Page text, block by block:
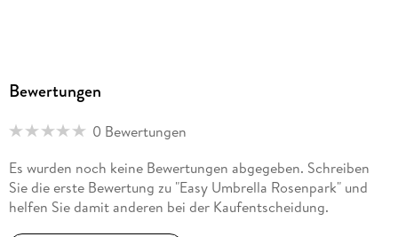
Bewertungen
0 Bewertungen
Es wurden noch keine Bewertungen abgegeben. Schreiben
Sie die erste Bewertung zu "Easy Umbrella Rosenpark" und
helfen Sie damit anderen bei der Kaufentscheidung.